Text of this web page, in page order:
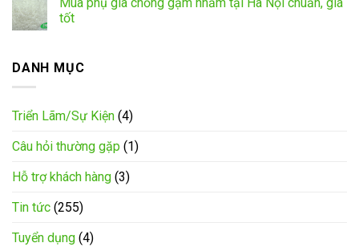
tốt
DANH MỤC
Triển Lãm/Sự Kiện (4)
Câu hỏi thường gặp (1)
Hỗ trợ khách hàng (3)
Tin tức (255)
Tuyển dụng (4)